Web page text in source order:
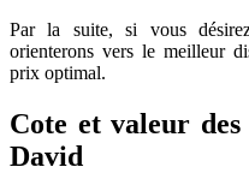
Par la suite, si vous
orienterons vers le meilleur
prix optimal.
Cote et valeur
David